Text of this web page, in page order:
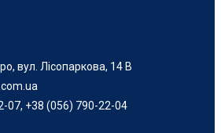
вул. Лісопаркова, 14 В
07, +38 (056) 790-22-04